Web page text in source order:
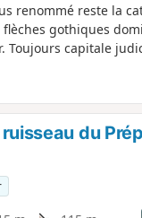
renommé reste la
flèches gothiques
Toujours capitale
Pour
monuments
du